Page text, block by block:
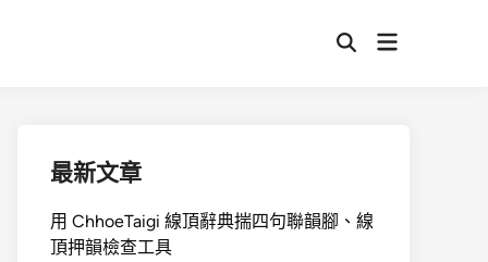
最新文章
用 ChhoeTaigi 線頂辭典揣四句聯韻腳、線
頂押韻檢查工具